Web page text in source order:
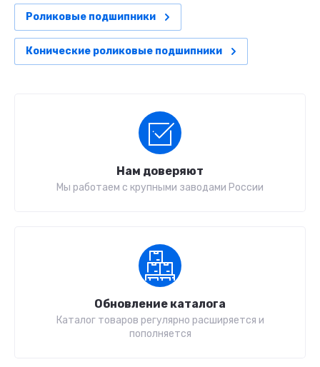
Роликовые подшипники
Конические роликовые подшипники
Нам доверяют
Мы работаем с крупными заводами России
Обновление каталога
Каталог товаров регулярно расширяется и
пополняется